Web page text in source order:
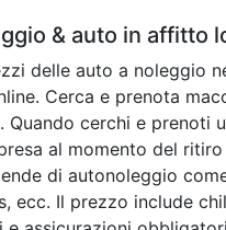
& auto in affitto
delle auto a noleggio
Cerca e prenota
Quando cerchi e prenoti
al momento del
di autonoleggio
ecc. Il prezzo include